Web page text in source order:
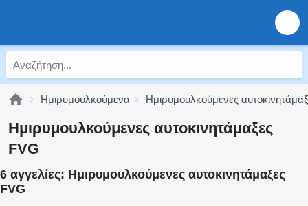
Ημιρυμουλκούμενα Ημιρυμουλκούμενες
Ημιρυμουλκούμενες αυτοκινητάμαξες
FVG
6 αγγελίες: Ημιρυμουλκούμενες αυτοκινητάμαξες
FVG